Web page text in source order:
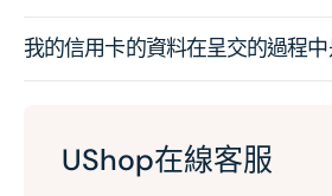
我的信用卡的資料在呈交的過程
UShop在線客服